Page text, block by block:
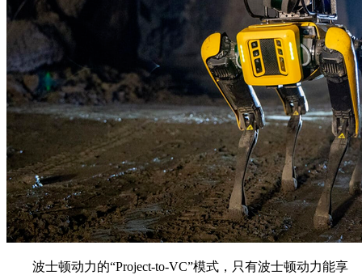
波士顿动力的“Project-to-VC”模式，只有波士顿动力能享